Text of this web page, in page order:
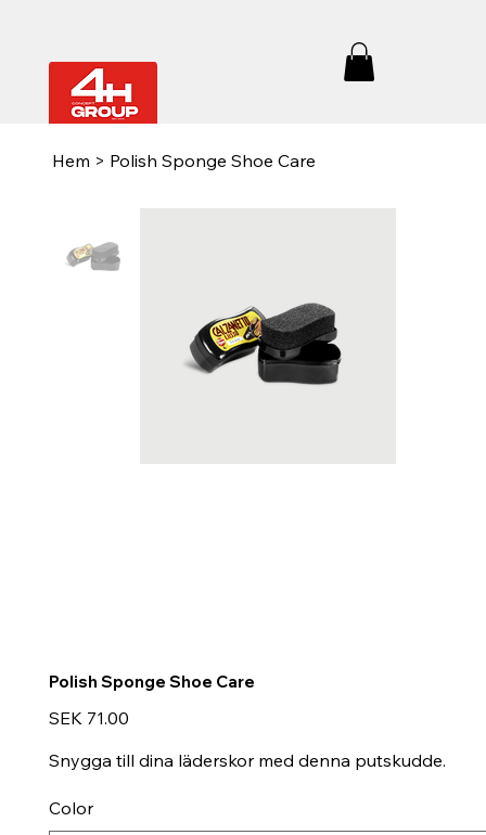
Hem > Polish Sponge Shoe Care
Polish Sponge Shoe Care
Price
SEK 71.00
Snygga till dina läderskor med denna putskudde.
Color